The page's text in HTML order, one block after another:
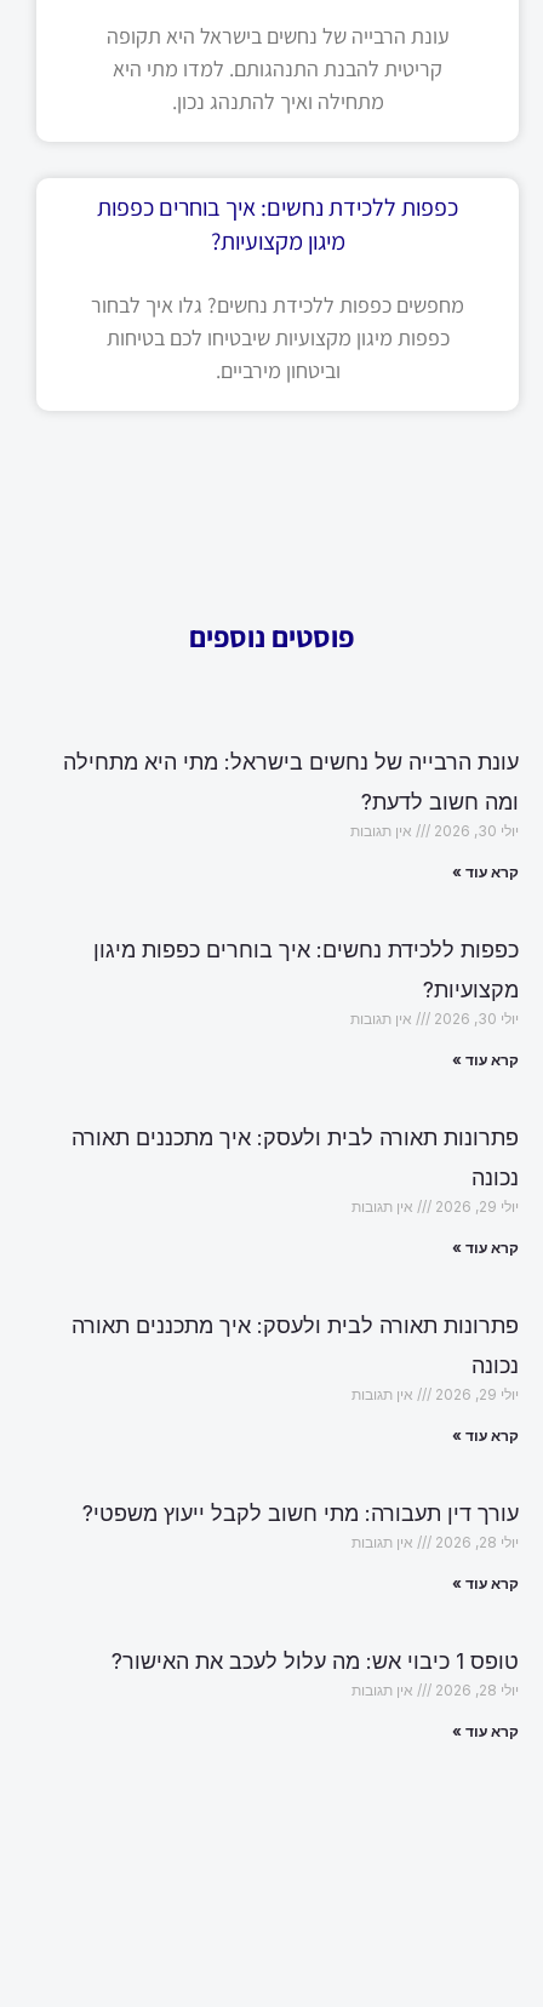
עונת הרבייה של נחשים בישראל היא תקופה
קריטית להבנת התנהגותם. למדו מתי היא
מתחילה ואיך להתנהג נכון.
כפפות ללכידת נחשים: איך בוחרים כפפות
מיגון מקצועיות?
מחפשים כפפות ללכידת נחשים? גלו איך לבחור
כפפות מיגון מקצועיות שיבטיחו לכם בטיחות
וביטחון מירביים.
פוסטים נוספים
עונת הרבייה של נחשים בישראל: מתי היא מתחילה
ומה חשוב לדעת?
יולי 30, 2026 אין תגובות
קרא עוד »
כפפות ללכידת נחשים: איך בוחרים כפפות מיגון
מקצועיות?
יולי 30, 2026 אין תגובות
קרא עוד »
פתרונות תאורה לבית ולעסק: איך מתכננים תאורה
נכונה
יולי 29, 2026 אין תגובות
קרא עוד »
פתרונות תאורה לבית ולעסק: איך מתכננים תאורה
נכונה
יולי 29, 2026 אין תגובות
קרא עוד »
עורך דין תעבורה: מתי חשוב לקבל ייעוץ משפטי?
יולי 28, 2026 אין תגובות
קרא עוד »
טופס 1 כיבוי אש: מה עלול לעכב את האישור?
יולי 28, 2026 אין תגובות
קרא עוד »